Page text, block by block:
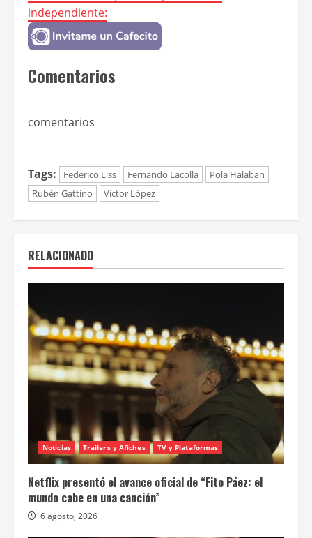
independiente:
Comentarios
comentarios
Tags: Federico Liss Fernando Lacolla
Pola Halaban
Rubén Gattino
Víctor López
RELACIONADO
Noticias Trailers y Afiches TV y Plataformas
Netflix presentó el avance oficial de “Fito Páez: el
mundo cabe en una canción”
6 agosto, 2026